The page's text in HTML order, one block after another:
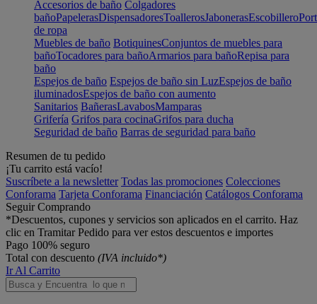
Accesorios de baño Colgadores
bañoPapelerasDispensadoresToallerosJabonerasEscobillero
de ropa
Muebles de baño BotiquinesConjuntos de muebles para
bañoTocadores para bañoArmarios para bañoRepisa para
baño
Espejos de baño Espejos de baño sin LuzEspejos de baño
iluminadosEspejos de baño con aumento
Sanitarios BañerasLavabosMamparas
Grifería Grifos para cocinaGrifos para ducha
Seguridad de baño Barras de seguridad para baño
Resumen de tu pedido
¡Tu carrito está vacío!
Suscríbete a la newsletter Todas las promociones Colecciones
Conforama Tarjeta Conforama Financiación Catálogos Conforama
Seguir Comprando
*Descuentos, cupones y servicios son aplicados en el carrito. Haz
clic en Tramitar Pedido para ver estos descuentos e importes
Pago 100% seguro
Total con descuento (IVA incluido*)
Ir Al Carrito